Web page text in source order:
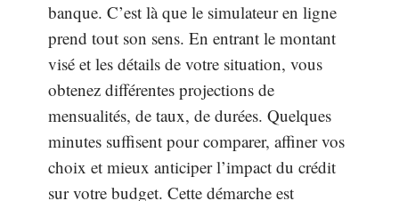
banque. C’est là que le simulateur en ligne
prend tout son sens. En entrant le montant
visé et les détails de votre situation, vous
obtenez différentes projections de
mensualités, de taux, de durées. Quelques
minutes suffisent pour comparer, affiner vos
choix et mieux anticiper l’impact du crédit
sur votre budget. Cette démarche est